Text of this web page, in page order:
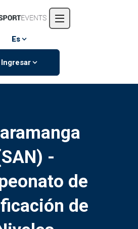
Eventos
Es
Ingresar
-
de
de